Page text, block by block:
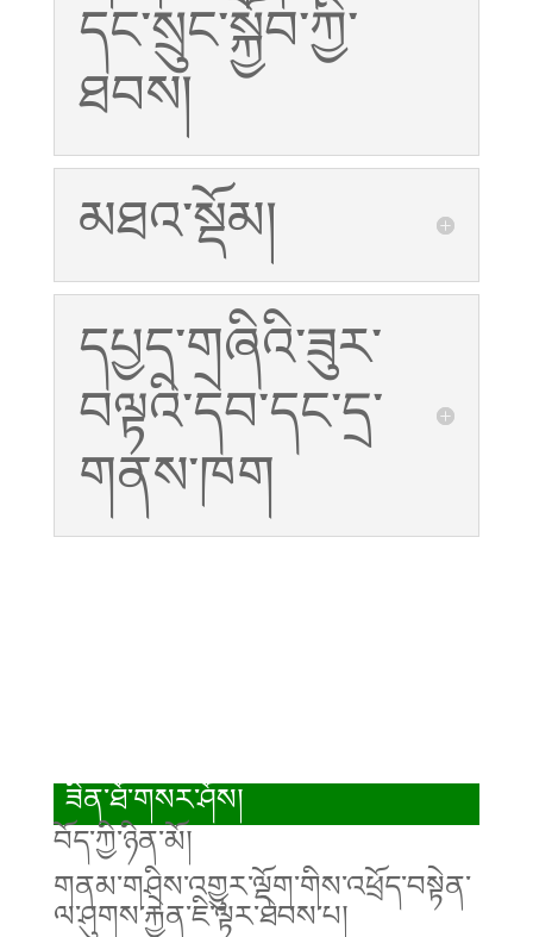
དང་སྲུང་སྐྱོབ་ཀྱི་
ཐབས།
མཐའ་སྡོམ།
དཔྱད་གཞིའི་ཟུར་
བལྟའི་དེབ་དང་དྲ་
གནས་ཁག
ཟིན་ཐོ་གསར་ཤོས།
བོད་ཀྱི་ཉིན་མོ།
གནམ་གཤིས་འགྱུར་ལྡོག་གིས་འཕྲོད་བསྟེན་
ལ་ཤུགས་རྐྱེན་ཇི་ལྟར་ཐེབས་པ།